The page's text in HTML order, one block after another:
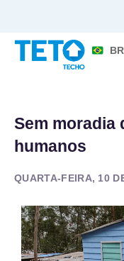
BR
Sem moradia
humanos
QUARTA-FEIRA, 10